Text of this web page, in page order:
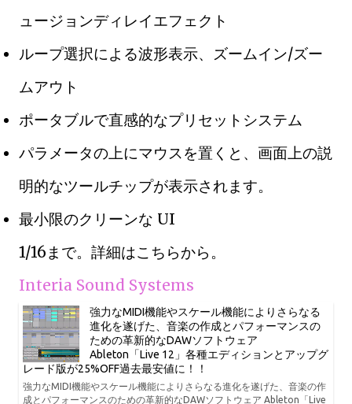
ュージョンディレイエフェクト
ループ選択による波形表示、ズームイン/ズー
ムアウト
ポータブルで直感的なプリセットシステム
パラメータの上にマウスを置くと、画面上の説
明的なツールチップが表示されます。
最小限のクリーンな UI
1/16まで。詳細はこちらから。
Interia Sound Systems
強力なMIDI機能やスケール機能によりさらなる
進化を遂げた、音楽の作成とパフォーマンスの
ための革新的なDAWソフトウェア
Ableton「Live 12」各種エディションとアップグ
レード版が25%OFF過去最安値に！！
強力なMIDI機能やスケール機能によりさらなる進化を遂げた、音楽の作
成とパフォーマンスのための革新的なDAWソフトウェア Ableton「Live